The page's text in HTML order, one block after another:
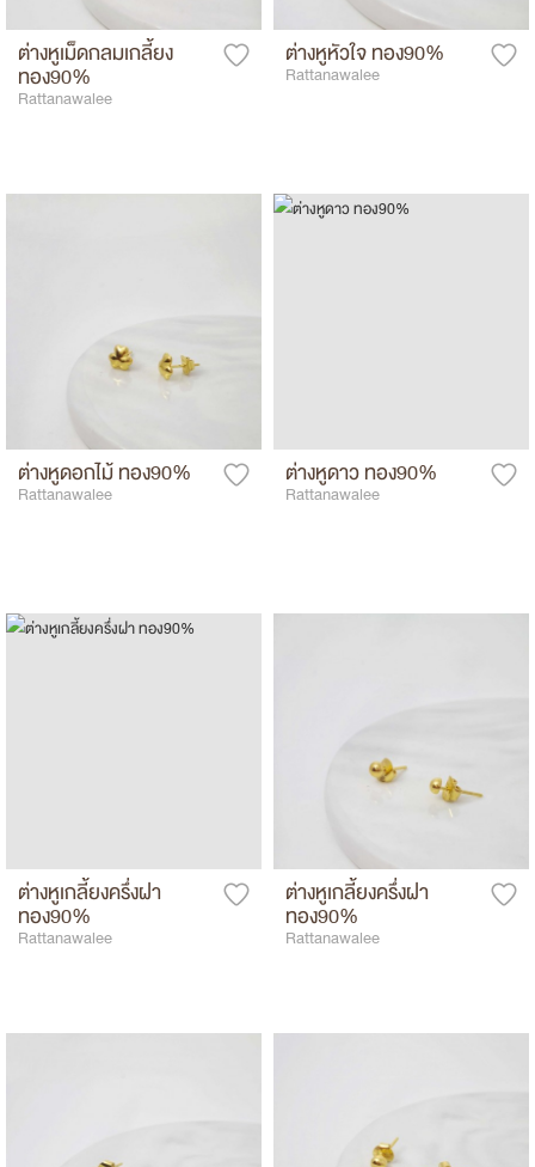
ต่างหูเม็ดกลมเกลี้ยง
ทอง90%
Rattanawalee
ต่างหูหัวใจ ทอง90%
Rattanawalee
ต่างหูดอกไม้ ทอง90%
Rattanawalee
ต่างหูดาว ทอง90%
Rattanawalee
ต่างหูเกลี้ยงครึ่งฝา
ทอง90%
Rattanawalee
ต่างหูเกลี้ยงครึ่งฝา
ทอง90%
Rattanawalee